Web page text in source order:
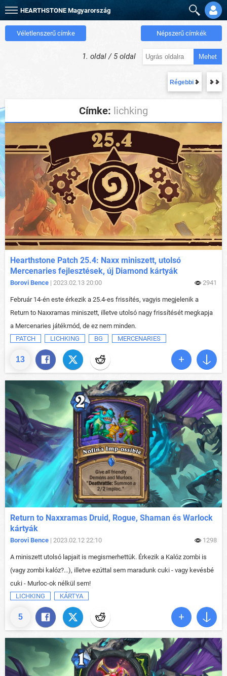
HEARTHSTONE Magyarország
Véletlenszerű címke Népszerű címkék
1. oldal / 5 oldal Mehet
Régebbi
Címke: lichking
13
Hearthstone Patch 25.4: Naxx miniszett, utolsó
Mercenaries fejlesztések, új Diamond kártyák
Borovi Bence | 2023.02.13 20:00 2941
Február 14-én este érkezik a 25.4-es frissítés, vagyis megjelenik a
Return to Naxxramas miniszett, illetve utolsó nagy frissítését megkapja
a Mercenaries játékmód, de ez nem minden.
PATCH
LICHKING BG MERCENARIES
5
Return to Naxxramas Druid, Rogue, Shaman és Warlock
kártyák
Borovi Bence | 2023.02.12 22:10 1298
A miniszett utolsó lapjait is megismerhettük. Érkezik a Kalóz zombi is
(vagy zombi kalóz?...), illetve ezúttal sem maradunk cuki - vagy kevésbé
cuki - Murloc-ok nélkül sem!
LICHKING
KÁRTYA